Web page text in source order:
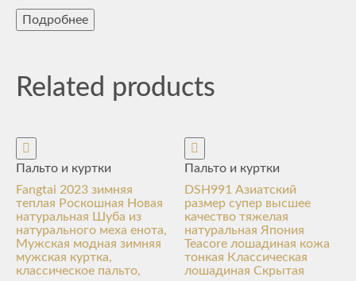
Подробнее
Related products
Пальто и куртки
Fangtai 2023 зимняя
теплая Роскошная Новая
натуральная Шуба из
натурального меха енота,
Мужская модная зимняя
мужская куртка,
классическое пальто,
Пальто и куртки
DSH991 Азиатский
размер супер высшее
качество тяжелая
натуральная Япония
Teacore лошадиная кожа
тонкая Классическая
лошадиная Скрытая